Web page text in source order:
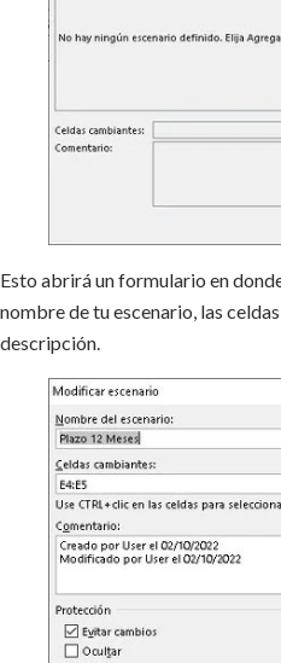
Esto abrirá un formulario en
nombre de tu escenario, las
descripción.